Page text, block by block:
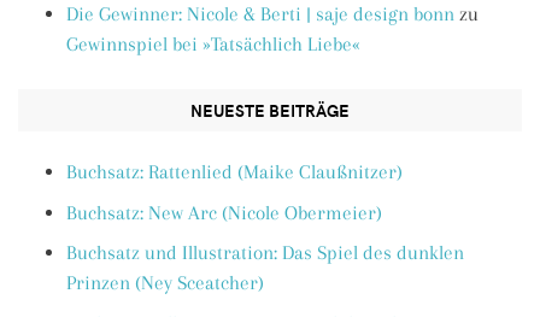
Die Gewinner: Nicole & Berti | saje design bonn zu
Gewinnspiel bei »Tatsächlich Liebe«
NEUESTE BEITRÄGE
Buchsatz: Rattenlied (Maike Claußnitzer)
Buchsatz: New Arc (Nicole Obermeier)
Buchsatz und Illustration: Das Spiel des dunklen
Prinzen (Ney Sceatcher)